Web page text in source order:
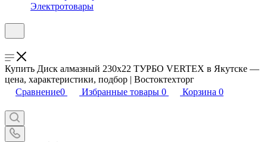
Электротовары
Купить Диск алмазный 230х22 ТУРБО VERTEX в Якутске —
цена, характеристики, подбор | Востоктехторг
Сравнение0 Избранные товары 0 Корзина 0